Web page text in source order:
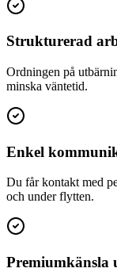
Strukturerad
Ordningen på
minska väntetid.
Enkel
Du får kontakt med
och under flytten.
Premiumkänsla